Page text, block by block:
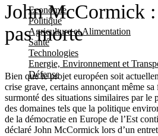
Economie
Politique
Agriculture et Alimentation
Santé
Technologies
Energie, Environnement et
Défense
John McCormick :
pas morte
Bien que le projet européen soit
crise grave, certains annonçant même
surmonté des situations similaires par le
des domaines tels que la politique
de la démocratie en Europe de l’Est
déclaré John McCormick lors d’un